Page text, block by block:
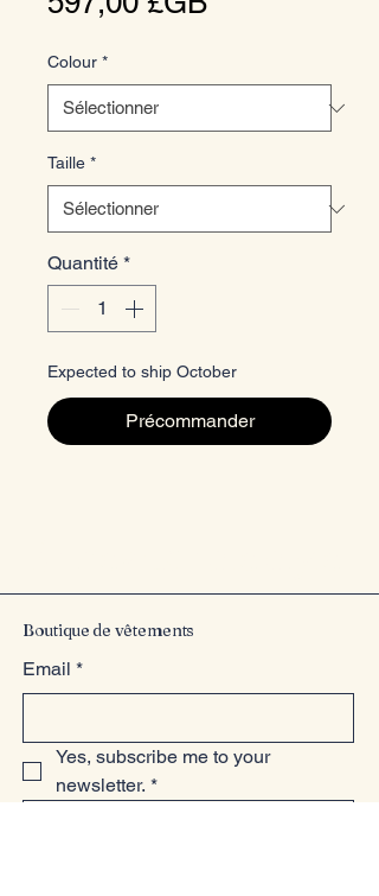
Colour *
Taille *
Quantité *
Expected to ship October
Précommander
Boutique de vêtements
Email *
Yes, subscribe me to your
newsletter. *